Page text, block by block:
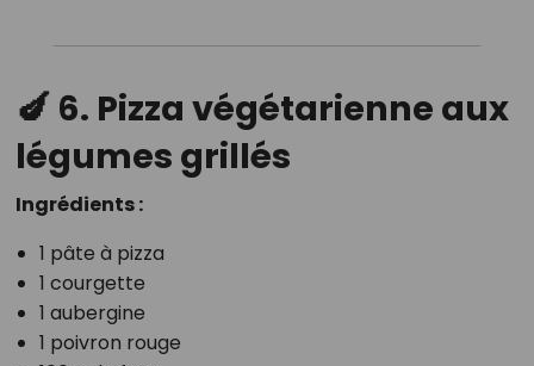
🍆 6. Pizza végétarienne aux
légumes grillés
Ingrédients :
1 pâte à pizza
1 courgette
1 aubergine
1 poivron rouge